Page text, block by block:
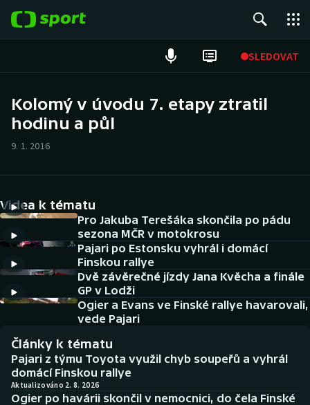
SLEDOVAT
Hokej
Cyklistika
DALŠÍ SPORTY
Americký fotbal
Baseball a softbal
Basketbal
Biatlon
NEPŘEHLÉDNĚTE
Historické návraty
Aplikace ČT sport
Kolomý v úvodu 7. etapy ztratil
hodinu a půl
9. 1. 2016
Videa k tématu
Pro Jakuba Terešáka skončila po pádu
sezona MČR v motokrosu
Pajari po Estonsku vyhrál i domácí
Finskou rallye
Dvě závěrečné jízdy Jana Kvěcha a finále
GP v Lodži
Ogier a Evans ve Finské rallye havarovali,
vede Pajari
Články k tématu
Pajari z týmu Toyota využil chyb soupeřů a vyhrál
domácí Finskou rallye
Aktualizováno 2. 8. 2026
Ogier po havárii skončil v nemocnici, do čela Finské